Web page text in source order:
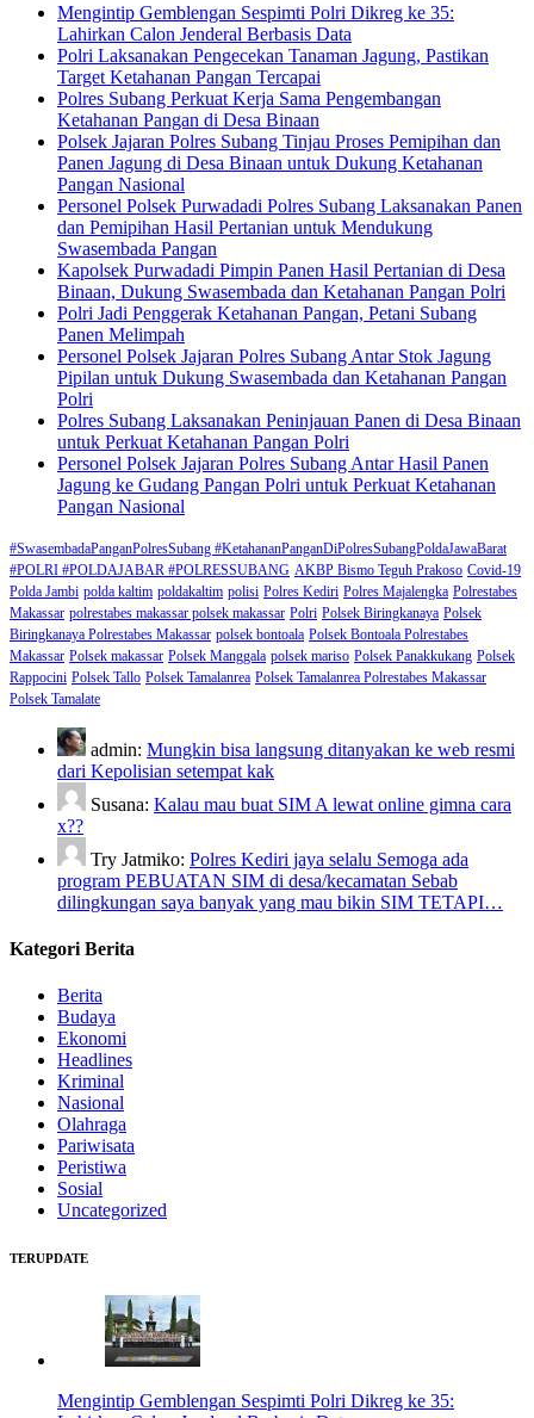
Mengintip Gemblengan Sespimti Polri Dikreg ke 35:
Lahirkan Calon Jenderal Berbasis Data
Polri Laksanakan Pengecekan Tanaman Jagung, Pastikan
Target Ketahanan Pangan Tercapai
Polres Subang Perkuat Kerja Sama Pengembangan
Ketahanan Pangan di Desa Binaan
Polsek Jajaran Polres Subang Tinjau Proses Pemipihan dan
Panen Jagung di Desa Binaan untuk Dukung Ketahanan
Pangan Nasional
Personel Polsek Purwadadi Polres Subang Laksanakan Panen
dan Pemipihan Hasil Pertanian untuk Mendukung
Swasembada Pangan
Kapolsek Purwadadi Pimpin Panen Hasil Pertanian di Desa
Binaan, Dukung Swasembada dan Ketahanan Pangan Polri
Polri Jadi Penggerak Ketahanan Pangan, Petani Subang
Panen Melimpah
Personel Polsek Jajaran Polres Subang Antar Stok Jagung
Pipilan untuk Dukung Swasembada dan Ketahanan Pangan
Polri
Polres Subang Laksanakan Peninjauan Panen di Desa Binaan
untuk Perkuat Ketahanan Pangan Polri
Personel Polsek Jajaran Polres Subang Antar Hasil Panen
Jagung ke Gudang Pangan Polri untuk Perkuat Ketahanan
Pangan Nasional
#SwasembadaPanganPolresSubang #KetahananPanganDiPolresSubangPoldaJawaBarat
#POLRI #POLDAJABAR #POLRESSUBANG AKBP Bismo Teguh Prakoso Covid-19
Polda Jambi polda kaltim poldakaltim polisi Polres Kediri Polres Majalengka Polrestabes
Makassar polrestabes makassar polsek makassar Polri Polsek Biringkanaya Polsek
Biringkanaya Polrestabes Makassar polsek bontoala Polsek Bontoala Polrestabes
Makassar Polsek makassar Polsek Manggala polsek mariso Polsek Panakkukang Polsek
Rappocini Polsek Tallo Polsek Tamalanrea Polsek Tamalanrea Polrestabes Makassar
Polsek Tamalate
admin: Mungkin bisa langsung ditanyakan ke web resmi
dari Kepolisian setempat kak
Susana: Kalau mau buat SIM A lewat online gimna cara
x??
Try Jatmiko: Polres Kediri jaya selalu Semoga ada
program PEBUATAN SIM di desa/kecamatan Sebab
dilingkungan saya banyak yang mau bikin SIM TETAPI…
Kategori Berita
Berita
Budaya
Ekonomi
Headlines
Kriminal
Nasional
Olahraga
Pariwisata
Peristiwa
Sosial
Uncategorized
TERUPDATE
Mengintip Gemblengan Sespimti Polri Dikreg ke 35: